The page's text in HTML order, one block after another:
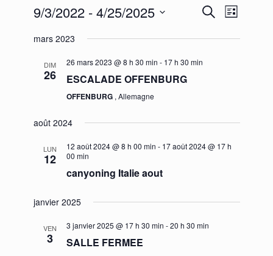
Recherche
de
Évènements
RechercheNavigation
de
Évènement
Liste
9/3/2022 - 4/25/2025
une
mars 2023
DIM
26
26 mars 2023 @ 8 h 30 min - 17 h 30 min
ESCALADE OFFENBURG
OFFENBURG , Allemagne
août 2024
LUN
12
12 août 2024 @ 8 h 00 min - 17 août 2024 @ 17 h
00 min
canyoning Italie aout
janvier 2025
VEN
3
3 janvier 2025 @ 17 h 30 min -20 h 30 min
SALLE FERMEE